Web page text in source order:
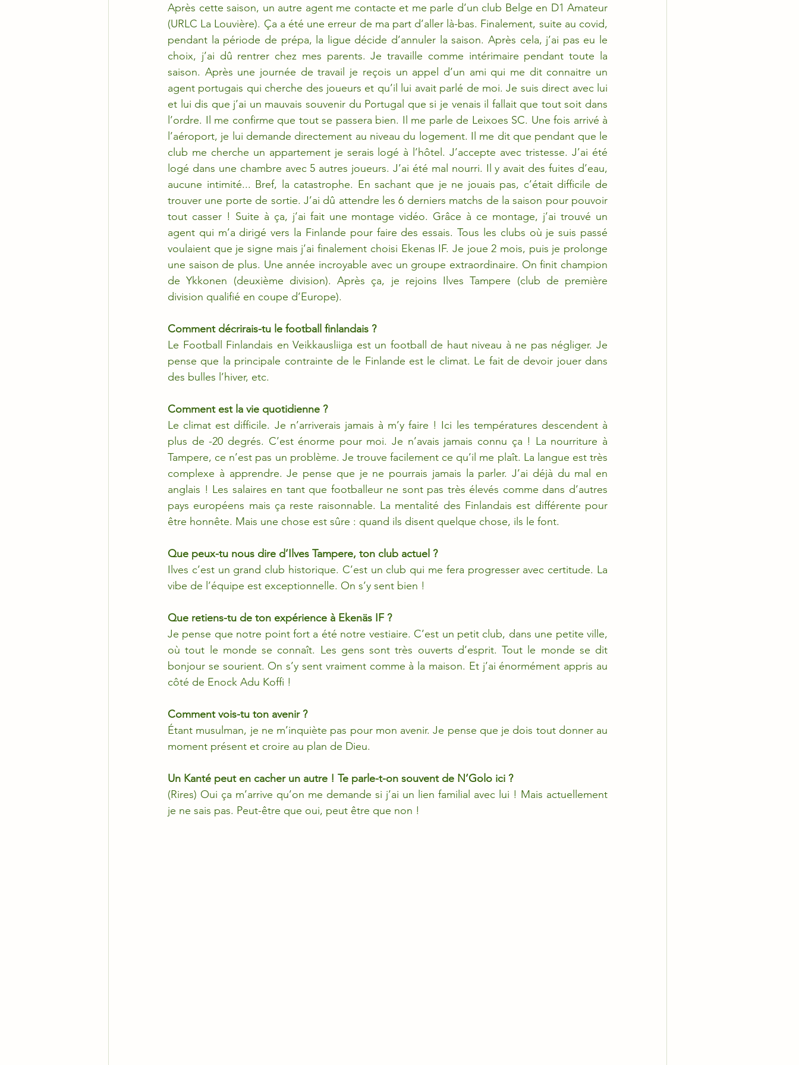
Après cette saison, un autre agent me contacte et me parle d’un club Belge en D1 Amateur
(URLC La Louvière). Ça a été une erreur de ma part d’aller là-bas. Finalement, suite au covid,
pendant la période de prépa, la ligue décide d’annuler la saison. Après cela, j’ai pas eu le
choix, j’ai dû rentrer chez mes parents. Je travaille comme intérimaire pendant toute la
saison. Après une journée de travail je reçois un appel d’un ami qui me dit connaitre un
agent portugais qui cherche des joueurs et qu’il lui avait parlé de moi. Je suis direct avec lui
et lui dis que j’ai un mauvais souvenir du Portugal que si je venais il fallait que tout soit dans
l’ordre. Il me confirme que tout se passera bien. Il me parle de Leixoes SC. Une fois arrivé à
l’aéroport, je lui demande directement au niveau du logement. Il me dit que pendant que le
club me cherche un appartement je serais logé à l’hôtel. J’accepte avec tristesse. J’ai été
logé dans une chambre avec 5 autres joueurs. J’ai été mal nourri. Il y avait des fuites d’eau,
aucune intimité... Bref, la catastrophe. En sachant que je ne jouais pas, c’était difficile de
trouver une porte de sortie. J’ai dû attendre les 6 derniers matchs de la saison pour pouvoir
tout casser ! Suite à ça, j’ai fait une montage vidéo. Grâce à ce montage, j’ai trouvé un
agent qui m’a dirigé vers la Finlande pour faire des essais. Tous les clubs où je suis passé
voulaient que je signe mais j’ai finalement choisi Ekenas IF. Je joue 2 mois, puis je prolonge
une saison de plus. Une année incroyable avec un groupe extraordinaire. On finit champion
de Ykkonen (deuxième division). Après ça, je rejoins Ilves Tampere (club de première
division qualifié en coupe d’Europe).
Comment décrirais-tu le football finlandais ?
Le Football Finlandais en Veikkausliiga est un football de haut niveau à ne pas négliger. Je
pense que la principale contrainte de le Finlande est le climat. Le fait de devoir jouer dans
des bulles l’hiver, etc.
Comment est la vie quotidienne ?
Le climat est difficile. Je n’arriverais jamais à m’y faire ! Ici les températures descendent à
plus de -20 degrés. C’est énorme pour moi. Je n’avais jamais connu ça ! La nourriture à
Tampere, ce n’est pas un problème. Je trouve facilement ce qu’il me plaît. La langue est très
complexe à apprendre. Je pense que je ne pourrais jamais la parler. J’ai déjà du mal en
anglais ! Les salaires en tant que footballeur ne sont pas très élevés comme dans d’autres
pays européens mais ça reste raisonnable. La mentalité des Finlandais est différente pour
être honnête. Mais une chose est sûre : quand ils disent quelque chose, ils le font.
Que peux-tu nous dire d’Ilves Tampere, ton club actuel ?
Ilves c’est un grand club historique. C’est un club qui me fera progresser avec certitude. La
vibe de l’équipe est exceptionnelle. On s’y sent bien !
Que retiens-tu de ton expérience à Ekenäs IF ?
Je pense que notre point fort a été notre vestiaire. C’est un petit club, dans une petite ville,
où tout le monde se connaît. Les gens sont très ouverts d’esprit. Tout le monde se dit
bonjour se sourient. On s’y sent vraiment comme à la maison. Et j’ai énormément appris au
côté de Enock Adu Koffi !
Comment vois-tu ton avenir ?
Étant musulman, je ne m’inquiète pas pour mon avenir. Je pense que je dois tout donner au
moment présent et croire au plan de Dieu.
Un Kanté peut en cacher un autre ! Te parle-t-on souvent de N’Golo ici ?
(Rires) Oui ça m’arrive qu’on me demande si j’ai un lien familial avec lui ! Mais actuellement
je ne sais pas. Peut-être que oui, peut être que non !